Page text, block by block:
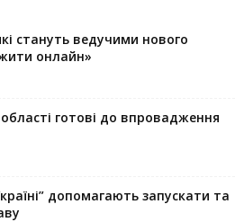
стануть ведучими нового
онлайн»
області готові до впровадження
допомагають запускaти та